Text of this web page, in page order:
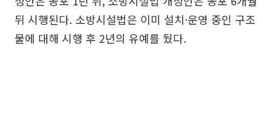
뒤 시행된다. 소방시설법은 이미 설치·운영 중인 구조
물에 대해 시행 후 2년의 유예를 뒀다.